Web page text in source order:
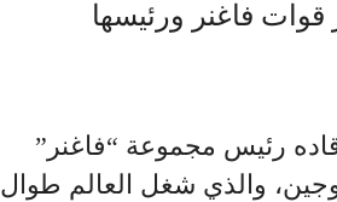
قاده رئيس مجموعة “فاغنر”
والذي شغل العالم طوال